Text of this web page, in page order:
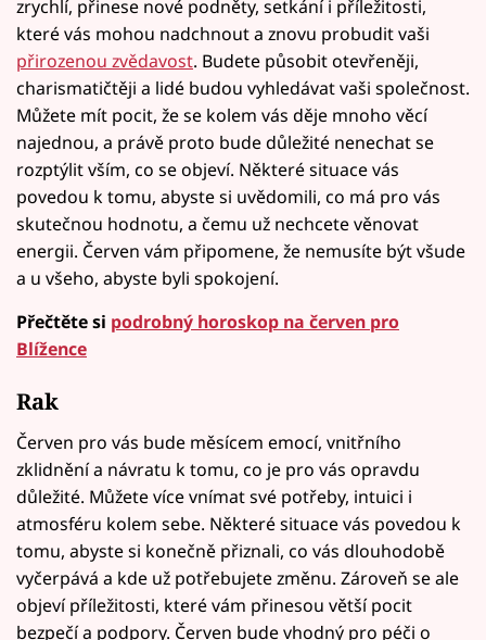
zrychlí, přinese nové podněty, setkání i příležitosti,
které vás mohou nadchnout a znovu probudit vaši
přirozenou zvědavost. Budete působit otevřeněji,
charismatičtěji a lidé budou vyhledávat vaši společnost.
Můžete mít pocit, že se kolem vás děje mnoho věcí
najednou, a právě proto bude důležité nenechat se
rozptýlit vším, co se objeví. Některé situace vás
povedou k tomu, abyste si uvědomili, co má pro vás
skutečnou hodnotu, a čemu už nechcete věnovat
energii. Červen vám připomene, že nemusíte být všude
a u všeho, abyste byli spokojení.
Přečtěte si podrobný horoskop na červen pro
Blížence
Rak
Červen pro vás bude měsícem emocí, vnitřního
zklidnění a návratu k tomu, co je pro vás opravdu
důležité. Můžete více vnímat své potřeby, intuici i
atmosféru kolem sebe. Některé situace vás povedou k
tomu, abyste si konečně přiznali, co vás dlouhodobě
vyčerpává a kde už potřebujete změnu. Zároveň se ale
objeví příležitosti, které vám přinesou větší pocit
bezpečí a podpory. Červen bude vhodný pro péči o